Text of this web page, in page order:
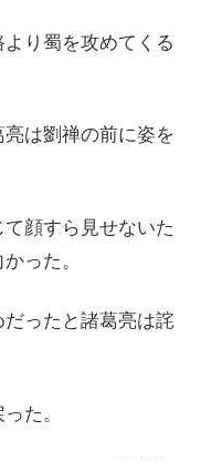
り蜀を攻めてくる
は劉禅の前に姿を
顔すら見せないた
った。
ったと諸葛亮は詫
た。